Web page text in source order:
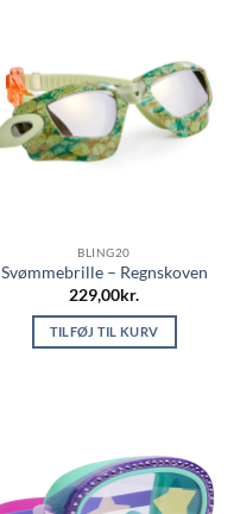
BLING20
Svømmebrille – Regnskoven
229,00kr.
TILFØJ TIL KURV